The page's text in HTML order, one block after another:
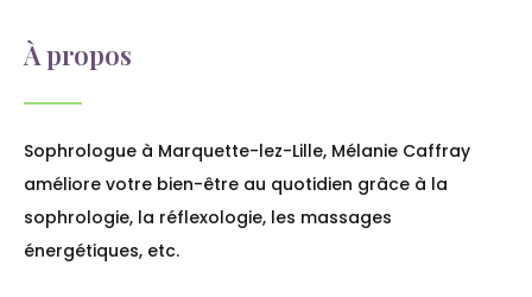
À propos
Sophrologue à Marquette-lez-Lille, Mélanie Caffray
améliore votre bien-être au quotidien grâce à la
sophrologie, la réflexologie, les massages
énergétiques, etc.